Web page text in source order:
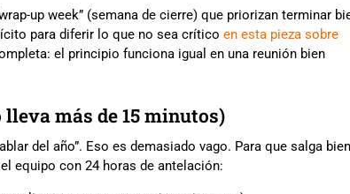
up week” (semana de cierre) que priorizan terminar
para diferir lo que no sea crítico en esta pieza sobre
el principio funciona igual en una reunión bien
más de 15 minutos)
del año”. Eso es demasiado vago. Para que salga
equipo con 24 horas de antelación: